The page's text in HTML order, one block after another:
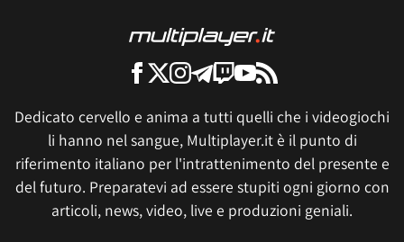
Dedicato cervello e anima a tutti quelli che i videogiochi
li hanno nel sangue, Multiplayer.it è il punto di
riferimento italiano per l'intrattenimento del presente e
del futuro. Preparatevi ad essere stupiti ogni giorno con
articoli, news, video, live e produzioni geniali.